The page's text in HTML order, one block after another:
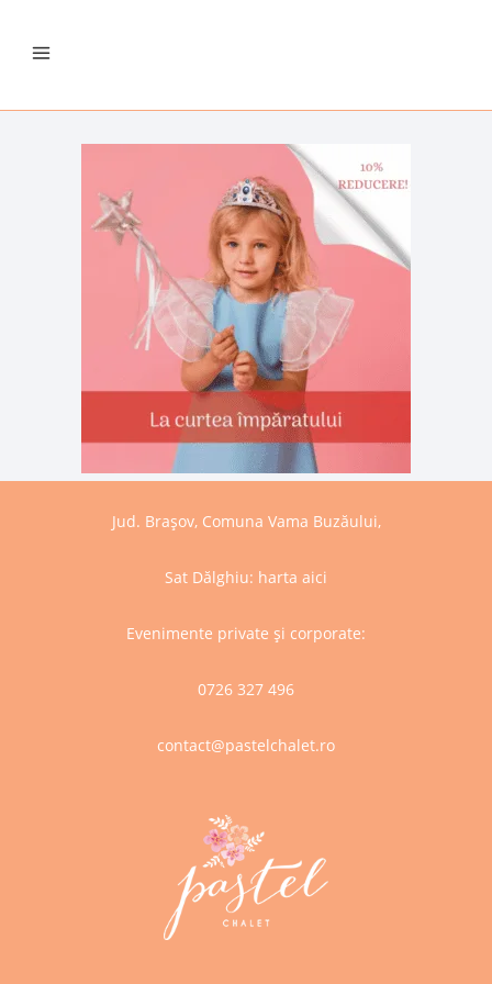
Jud. Brașov, Comuna Vama Buzăului,
Sat Dălghiu: harta aici
Evenimente private și corporate:
0726 327 496
contact@pastelchalet.ro